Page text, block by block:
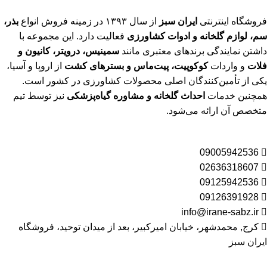
فروشگاه اینترنتی ایران سبز از سال ۱۳۹۳ در زمینه فروش انواع
بذر،
سم، لوازم گلخانه و ادوات کشاورزی فعالیت دارد. این مجموعه با
داشتن نمایندگی برندهای معتبری مانند سمینیس، درویتر، کانیون و
فلات و وارداتکوکوپیت، پیت‌ماس و بسترهای کشت از اروپا و آسیا،
یکی از تأمین‌کنندگان اصلی محصولات کشاورزی در کشور است.
همچنین خدمات احداث گلخانه و مشاوره گیاه‌پزشکی نیز توسط تیم
متخصص آن ارائه می‌شود.
09005942536
02636318607
09125942536
09126391928
info@irane-sabz.ir
کرج, محمدشهر، خیابان امیرکبیر، بعد از میدان توحید، فروشگاه
ایران سبز